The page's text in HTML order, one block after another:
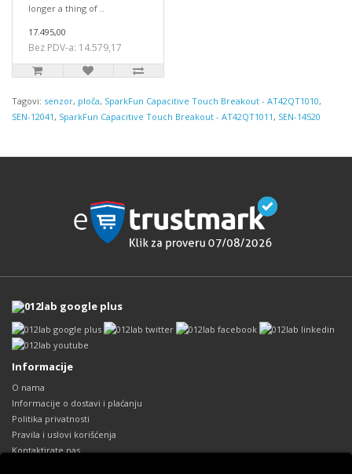
longer a thing of ..
17.495,00
Bez PDV-a: 14.579,17
Tagovi: senzor, ploča, SparkFun Capacitive Touch Breakout - AT42QT1010,
SEN-12041, SparkFun Capacitive Touch Breakout - AT42QT1011, SEN-14520
Informacije
O nama
Informacije o dostavi i plaćanju
Politika privatnosti
Pravila i uslovi korišćenja
Kontaktirate nas